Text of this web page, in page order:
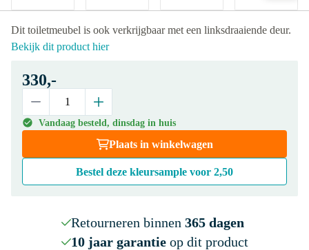
Dit toiletmeubel is ook verkrijgbaar met een linksdraaiende deur.
Bekijk dit product hier
330,-
Vandaag besteld, dinsdag in huis
Plaats in winkelwagen
Bestel deze kleursample voor 2,50
Retourneren binnen 365 dagen
10 jaar garantieop dit product